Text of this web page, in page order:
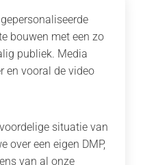
bouwen met een zo
publiek. Media
en vooral de video
situatie van
over een eigen DMP,
van al onze